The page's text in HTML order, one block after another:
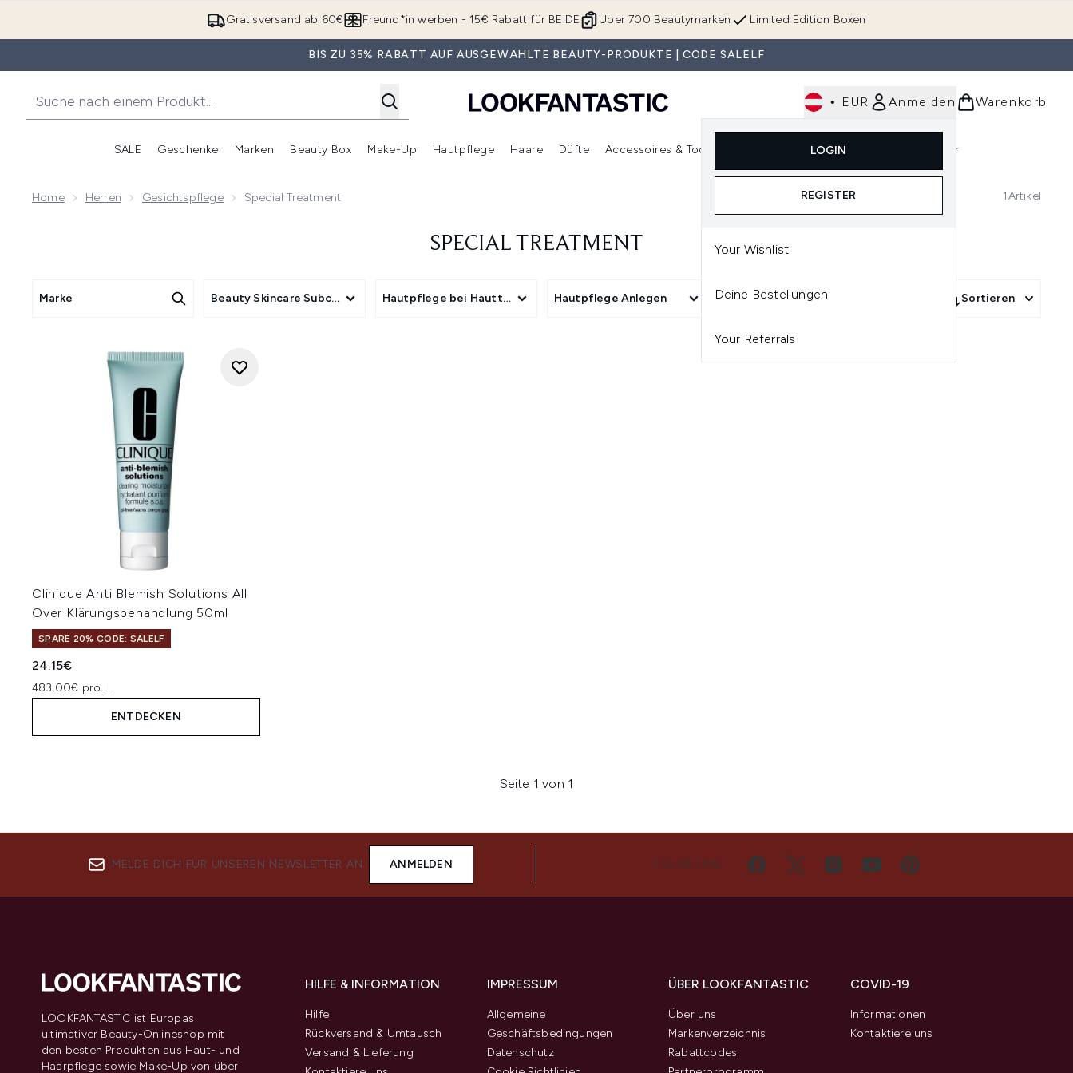
Zum Hauptinhalt springen
Gratisversand ab 60€ Limited Edition Boxen
Über 700 Beautymarken
Freund*in werben - 15€ Rabatt für BEIDE
BIS ZU 35% RABATT AUF AUSGEWÄHLTE BEAUTY-PRODUKTE | CODE SALELF
• EUR Anmelden
LOGIN
REGISTER
Your Wishlist
Deine Bestellungen
Your Referrals
Warenkorb
SALE
Untermenü Anmelden (SALE)
Geschenke
Untermenü Anmelden (Geschenke)
Marken
Untermenü Anmelden (Marken)
Beauty Box
Untermenü Anmelden (Beauty Box)
Make-Up
Untermenü Anmelden (Make-Up)
Hautpflege
Untermenü Anmelden (Hautpflege)
Haare
Untermenü Anmelden (Haare)
Düfte Accessoires & Tools
Untermenü Anmelden (Accessoires & Tools)
Im Trend & Neu Männer
Home Herren Gesichtspflege Special Treatment 1Artikel
SPECIAL TREATMENT
Marke Beauty Skincare Subcategory Hautpflege bei Hauttyp Hautpflege Anlegen Sortieren
Clinique Anti Blemish Solutions All
Over Klärungsbehandlung 50ml
SPARE 20% CODE: SALELF
24.15€
483.00€ pro L
ENTDECKEN
Seite 1 von 1
MELDE DICH FÜR UNSEREN NEWSLETTER AN ANMELDEN FOLGE UNS
LOOKFANTASTIC ist Europas
ultimativer Beauty-Onlineshop mit
den besten Produkten aus Haut- und
Haarpflege sowie Make-Up von über
HILFE & INFORMATION
Hilfe
Rückversand & Umtausch
Versand & Lieferung
IMPRESSUM
Allgemeine
Geschäftsbedingungen
Datenschutz
ÜBER LOOKFANTASTIC
Über uns
Markenverzeichnis
Rabattcodes
COVID-19
Informationen
Kontaktiere uns